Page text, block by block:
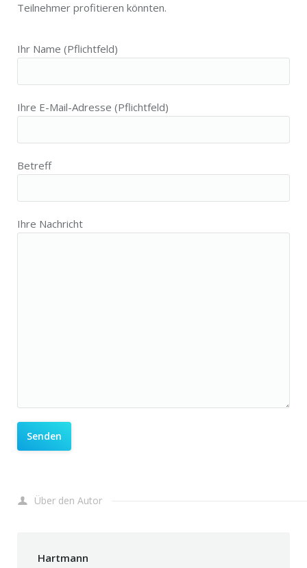
Teilnehmer profitieren könnten.
Ihr Name (Pflichtfeld)
Ihre E-Mail-Adresse (Pflichtfeld)
Betreff
Ihre Nachricht
Über den Autor
Hartmann